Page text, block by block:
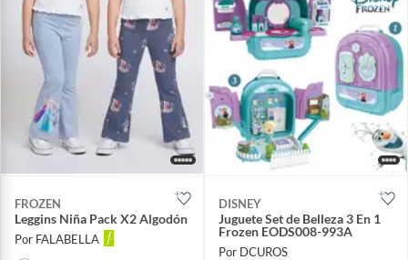
FROZEN
Leggins Niña Pack X2 Algodón
Por FALABELLA
DISNEY
Juguete Set de Belleza 3 En 1
Frozen EODS008-993A
Por DCUROS